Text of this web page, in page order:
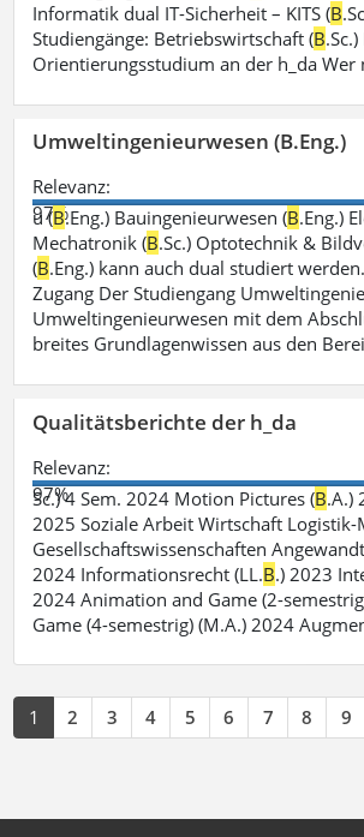
Informatik dual IT-Sicherheit – KITS (B
Studiengänge: Betriebswirtschaft (B
Orientierungsstudium an der h_da Wer
Umweltingenieurwesen (B.Eng.)
Relevanz:
97%
u (B.Eng.) Bauingenieurwesen (B.Eng.)
Mechatronik (B.Sc.) Optotechnik &
(B.Eng.) kann auch dual studiert
Zugang Der Studiengang
Umweltingenieurwesen mit dem
breites Grundlagenwissen aus den
Qualitätsberichte der h_da
Relevanz:
97%
Sc.) 4 Sem. 2024 Motion Pictures (B.A.)
2025 Soziale Arbeit Wirtschaft Logistik-
Gesellschaftswissenschaften
2024 Informationsrecht (LL.B.) 2023
2024 Animation and Game (2-
Game (4-semestrig) (M.A.) 2024
1 2 3 4 5 6 7 8 9